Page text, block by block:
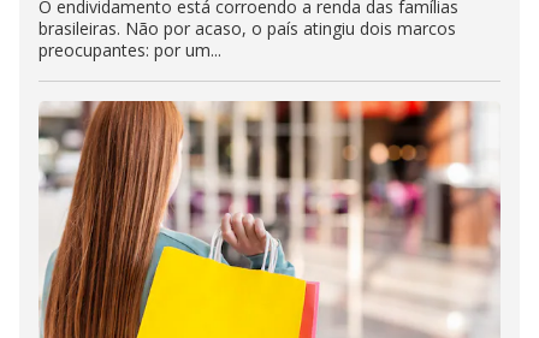
O endividamento está corroendo a renda das famílias
brasileiras. Não por acaso, o país atingiu dois marcos
preocupantes: por um...